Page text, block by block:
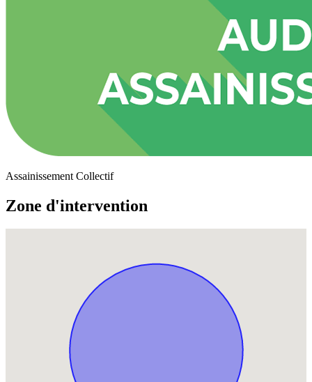
Assainissement Collectif
Zone d'intervention